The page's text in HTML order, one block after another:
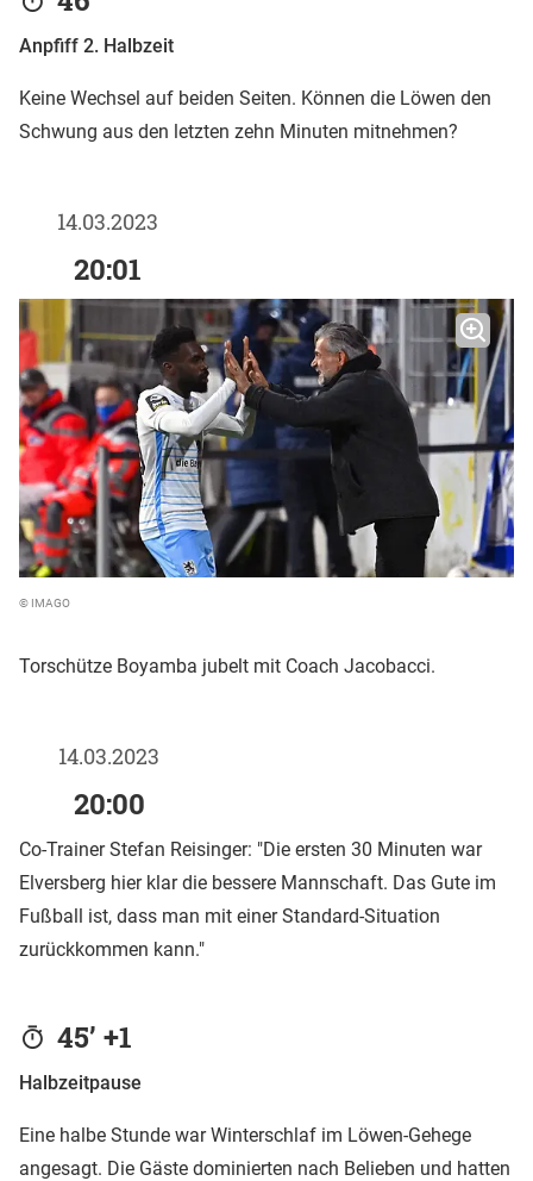
Anpfiff 2. Halbzeit
Keine Wechsel auf beiden Seiten. Können die Löwen den
Schwung aus den letzten zehn Minuten mitnehmen?
14.03.2023
20:01
© IMAGO
Torschütze Boyamba jubelt mit Coach Jacobacci.
14.03.2023
20:00
Co-Trainer Stefan Reisinger: "Die ersten 30 Minuten war
Elversberg hier klar die bessere Mannschaft. Das Gute im
Fußball ist, dass man mit einer Standard-Situation
zurückkommen kann."
45’ +1
Halbzeitpause
Eine halbe Stunde war Winterschlaf im Löwen-Gehege
angesagt. Die Gäste dominierten nach Belieben und hatten